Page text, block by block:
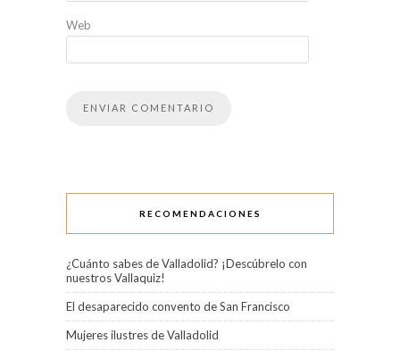
Web
RECOMENDACIONES
¿Cuánto sabes de Valladolid? ¡Descúbrelo con
nuestros Vallaquiz!
El desaparecido convento de San Francisco
Mujeres ilustres de Valladolid